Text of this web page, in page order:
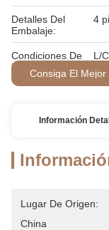
Detalles Del
Embalaje:
4
Condiciones De
Pago:
L/
Consiga El Mejor
Información
Lugar De Origen:
China